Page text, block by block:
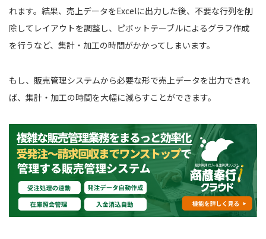
れます。結果、売上データをExcelに出力した後、不要な行列を削
除してレイアウトを調整し、ピボットテーブルによるグラフ作成
を行うなど、集計・加工の時間がかかってしまいます。
もし、販売管理システムから必要な形で売上データを出力できれ
ば、集計・加工の時間を大幅に減らすことができます。